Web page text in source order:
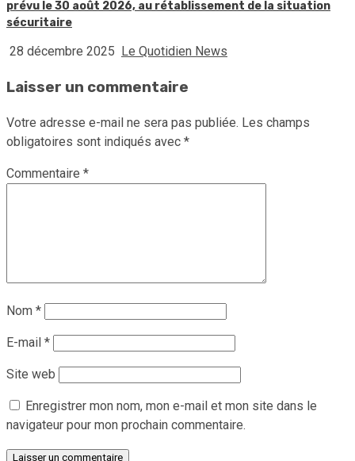
prévu le 30 août 2026, au rétablissement de la situation
sécuritaire
28 décembre 2025 Le Quotidien News
Laisser un commentaire
Votre adresse e-mail ne sera pas publiée. Les champs
obligatoires sont indiqués avec *
Commentaire *
Nom *
E-mail *
Site web
Enregistrer mon nom, mon e-mail et mon site dans le
navigateur pour mon prochain commentaire.